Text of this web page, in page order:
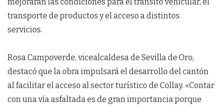
transporte de productos y el acceso a distintos
servicios.
Rosa Campoverde, vicealcaldesa de Sevilla de Oro,
destacó que la obra impulsará el desarrollo del cantón
al facilitar el acceso al sector turístico de Collay. «Contar
con una vía asfaltada es de gran importancia porque